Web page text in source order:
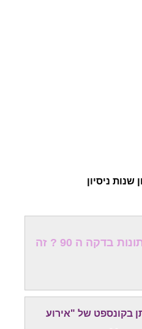
ניסיון
תכנון וארגון אירוע וחתונות בדקה ה 90 ? זה
בקונספט של "אירוע